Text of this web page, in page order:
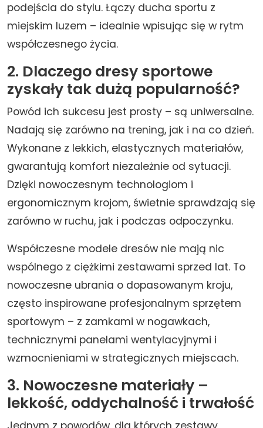
podejścia do stylu. Łączy ducha sportu z
miejskim luzem – idealnie wpisując się w rytm
współczesnego życia.
2. Dlaczego dresy sportowe
zyskały tak dużą popularność?
Powód ich sukcesu jest prosty – są uniwersalne.
Nadają się zarówno na trening, jak i na co dzień.
Wykonane z lekkich, elastycznych materiałów,
gwarantują komfort niezależnie od sytuacji.
Dzięki nowoczesnym technologiom i
ergonomicznym krojom, świetnie sprawdzają się
zarówno w ruchu, jak i podczas odpoczynku.
Współczesne modele dresów nie mają nic
wspólnego z ciężkimi zestawami sprzed lat. To
nowoczesne ubrania o dopasowanym kroju,
często inspirowane profesjonalnym sprzętem
sportowym – z zamkami w nogawkach,
technicznymi panelami wentylacyjnymi i
wzmocnieniami w strategicznych miejscach.
3. Nowoczesne materiały –
lekkość, oddychalność i trwałość